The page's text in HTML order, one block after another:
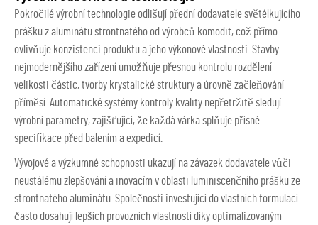
Pokročilé výrobní technologie odlišují přední dodavatele světélkujícího
prášku z aluminátu strontnatého od výrobců komodit, což přímo
ovlivňuje konzistenci produktu a jeho výkonové vlastnosti. Stavby
nejmodernějšího zařízení umožňuje přesnou kontrolu rozdělení
velikosti částic, tvorby krystalické struktury a úrovně začleňování
příměsí. Automatické systémy kontroly kvality nepřetržitě sledují
výrobní parametry, zajišťující, že každá várka splňuje přísné
specifikace před balením a expedicí.
Vývojové a výzkumné schopnosti ukazují na závazek dodavatele vůči
neustálému zlepšování a inovacím v oblasti luminiscenčního prášku ze
strontnatého aluminátu. Společnosti investující do vlastních formulací
často dosahují lepších provozních vlastností díky optimalizovaným